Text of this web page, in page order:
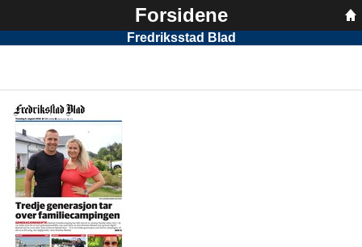
Forsidene
Fredriksstad Blad